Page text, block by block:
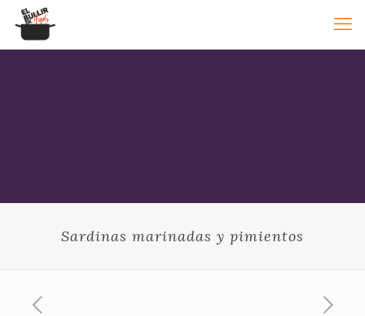
Sardinas marinadas y pimientos